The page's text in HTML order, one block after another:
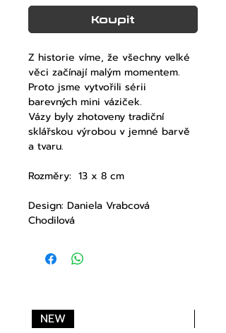
Koupit
Z historie víme, že všechny velké
věci začínají malým momentem.
Proto jsme vytvořili sérii
barevných mini váziček.
Vázy byly zhotoveny tradiční
sklářskou výrobou v jemné barvě
a tvaru.
Rozměry: 13 x 8 cm
Design: Daniela Vrabcová
Chodilová
NEW